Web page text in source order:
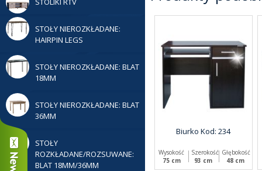
STOŁY NIEROZKŁADANE:
HAIRPIN LEGS
STOŁY NIEROZKŁADANE: BLAT
18MM
STOŁY NIEROZKŁADANE: BLAT
36MM
STOŁY
ROZKŁADANE/ROZSUWANE:
BLAT 18MM/36MM
Biurko Kod: 234
Wysokość
75 cm
Szerokość
93 cm
Głębokość
48 cm